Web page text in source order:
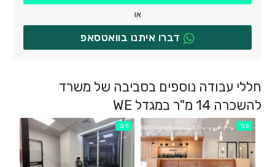
או
דברו איתנו בוואטסאפ
חללי עבודה נוספים בסביבה של משרד
להשכרה 14 מ"ר במגדל WE
6 מ' 6 מ'